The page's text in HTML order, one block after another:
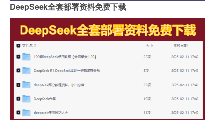
DeepSeek全套部署资料免费下载